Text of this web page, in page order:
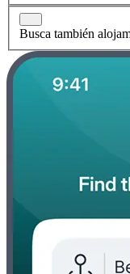
Busca también